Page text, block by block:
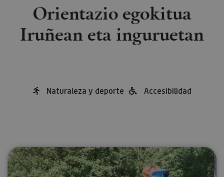
Orientazio egokitua
Iruñean eta inguruetan
Naturaleza y deporte Accesibilidad